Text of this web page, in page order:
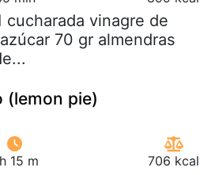
cucharada vinagre de
70 gr almendras
(lemon pie)
15 m 706 kcal